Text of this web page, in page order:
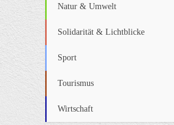
Natur & Umwelt
Solidarität & Lichtblicke
Sport
Tourismus
Wirtschaft